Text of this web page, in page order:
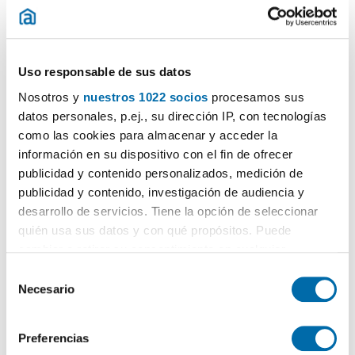
Uso responsable de sus datos
Nosotros y nuestros 1022 socios procesamos sus
datos personales, p.ej., su dirección IP, con tecnologías
como las cookies para almacenar y acceder la
información en su dispositivo con el fin de ofrecer
publicidad y contenido personalizados, medición de
publicidad y contenido, investigación de audiencia y
desarrollo de servicios. Tiene la opción de seleccionar
quién usa sus datos y con qué propósitos. Puede
el Menú de consentimiento.
Recopilar información sobre su ubicación geográfica
Necesario
Preferencias
2.500€
65m2 2 Hab 1 Baño
CiutatVella,Raval, Barcelona
Llamar
Contactar